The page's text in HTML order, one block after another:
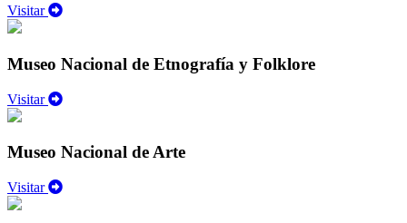
Visitar
Museo Nacional de Etnografía y Folklore
Visitar
Museo Nacional de Arte
Visitar